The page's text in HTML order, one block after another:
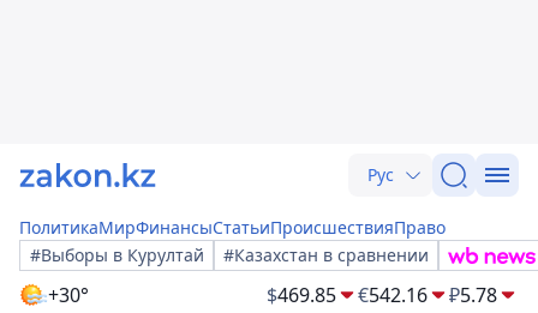
Рус
ПолитикаМирФинансыСтатьиПроисшествияПраво
#Выборы в Курултай
#Казахстан в сравнении
+30° $469.85 €542.16 ₽5.78